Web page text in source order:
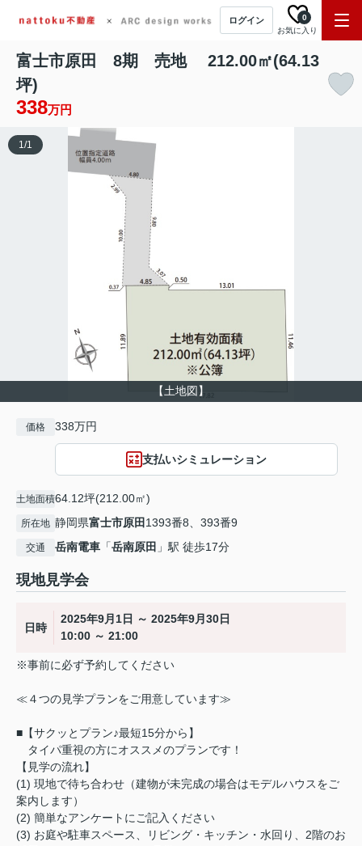
ログイン
お気に入り
0
富士市原田 8期 売地 212.00㎡(64.13
坪)
338万円
【土地図】
1/1
価格 338万円
支払いシミュレーション
土地面積64.12坪(212.00㎡)
所在地 静岡県富士市原田 1393番8、393番9
交通 岳南電車 「岳南原田 」駅 徒歩17分
現地見学会
日時
2025年9月1日 ～ 2025年9月30日
10:00 ～ 21:00
※事前に必ず予約してください
≪４つの見学プランをご用意しています≫
■【サクッとプラン♪最短15分から】
タイパ重視の方にオススメのプランです！
【見学の流れ】
(1) 現地で待ち合わせ（建物が未完成の場合はモデルハウスをご
案内します）
(2) 簡単なアンケートにご記入ください
(3) お庭や駐車スペース、リビング・キッチン・水回り、2階のお